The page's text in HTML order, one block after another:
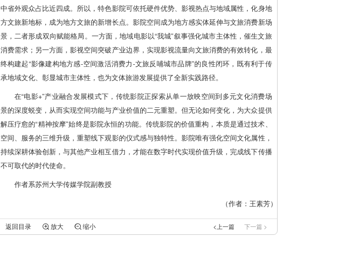
中省外观众占比近四成。所以，特色影院可依托硬件优势、影视热点与地域属性，化身地
方文旅新地标，成为地方文旅的新增长点。影院空间成为地方感实体延伸与文旅消费新场
景，二者形成双向赋能格局。一方面，地域电影以“我城”叙事强化城市主体性，催生文旅
消费需求；另一方面，影视空间突破产业边界，实现影视流量向文旅消费的有效转化，最
终构建起“影像建构地方感-空间激活消费力-文旅反哺城市品牌”的良性闭环，既有利于传
承地域文化、彰显城市主体性，也为文体旅游发展提供了全新实践路径。
在“电影+”产业融合发展模式下，传统影院正探索从单一放映空间到多元文化消费场
景的深度蜕变，从而实现空间功能与产业价值的二元重塑。但无论如何变化，为大众提供
解压疗愈的“精神按摩”始终是影院永恒的功能。传统影院的价值重构，本质是通过技术、
空间、服务的三维升级，重塑线下观影的仪式感与独特性。影院唯有强化空间文化属性，
持续深耕体验创新，与其他产业相互借力，才能在数字时代实现价值升级，完成线下传播
不可取代的时代使命。
作者系苏州大学传媒学院副教授
（作者： 王素芳）
返回目录 放大 缩小 <上一篇 下一篇 >